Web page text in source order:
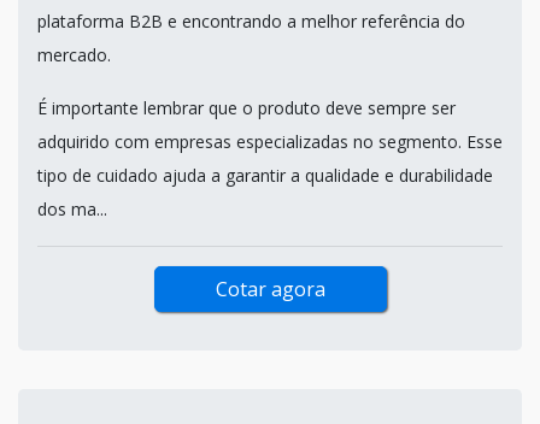
plataforma B2B e encontrando a melhor referência do
mercado.
É importante lembrar que o produto deve sempre ser
adquirido com empresas especializadas no segmento. Esse
tipo de cuidado ajuda a garantir a qualidade e durabilidade
dos ma...
Cotar agora